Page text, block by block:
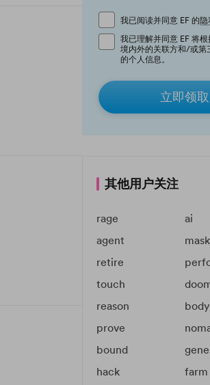
我已阅读并同意 EF 的隐
我已理解并同意 EF 将
境内外的关联方和/或第
的个人信息。
立即领取
其他用户关注
rage
ai
agent
mask
retire
touch
reason
body
prove
bound
hack
farm